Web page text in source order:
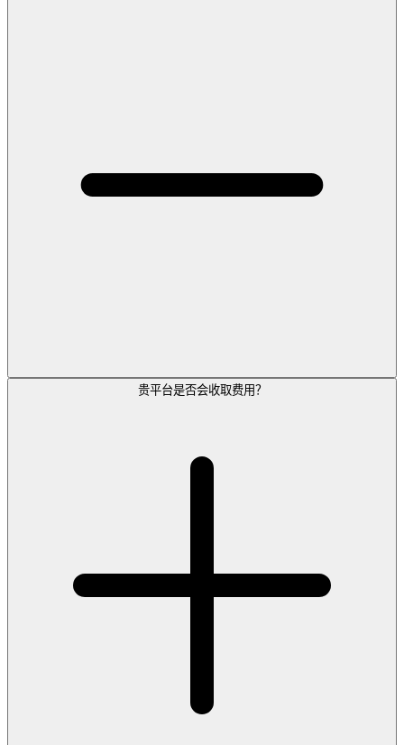
贵平台是否会收取费用？